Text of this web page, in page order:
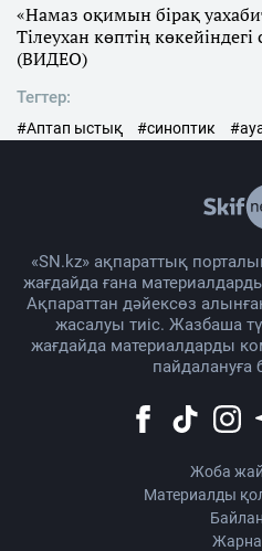
«Намаз оқимын бірақ
Тілеухан көптің
(ВИДЕО)
Тегтер:
#Аптап ыстық #синоптик
«SN.kz» ақпараттық
жағдайда ғана
Ақпараттан дәйексөз
жасалуы тиіс. Жазбаша
жағдайда материалдарды
Жоба
Материалды